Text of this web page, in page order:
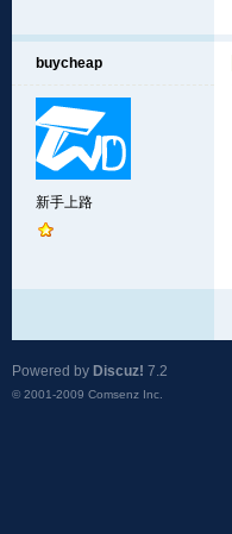
buycheap
新手上路
Powered by Discuz! 7.2
© 2001-2009 Comsenz Inc.